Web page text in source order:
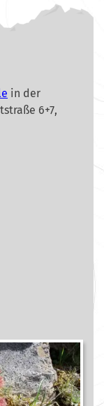
in der
6+7,